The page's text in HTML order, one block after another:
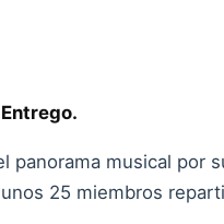
panorama musical por
25 miembros